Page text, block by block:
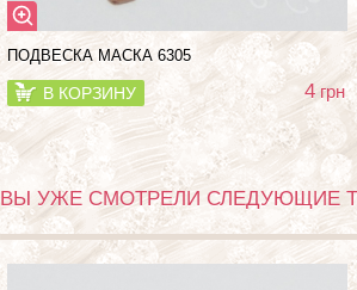
ПОДВЕСКА МАСКА 6305
В КОРЗИНУ 4 грн
ВЫ УЖЕ СМОТРЕЛИ СЛЕДУЮЩИЕ